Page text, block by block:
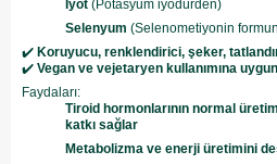
İyot (Potasyum iyodürden)
Selenyum (Selenometiyonin
✔️ Koruyucu, renklendirici, şeker,
✔️ Vegan ve vejetaryen kullanımına
Faydaları:
Tiroid hormonlarının normal
katkı sağlar
Metabolizma ve enerji üretimini